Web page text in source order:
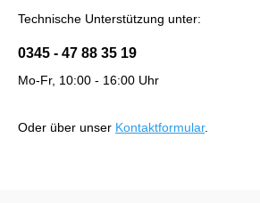
Technische Unterstützung unter:
0345 - 47 88 35 19
Mo-Fr, 10:00 - 16:00 Uhr
Oder über unser Kontaktformular.